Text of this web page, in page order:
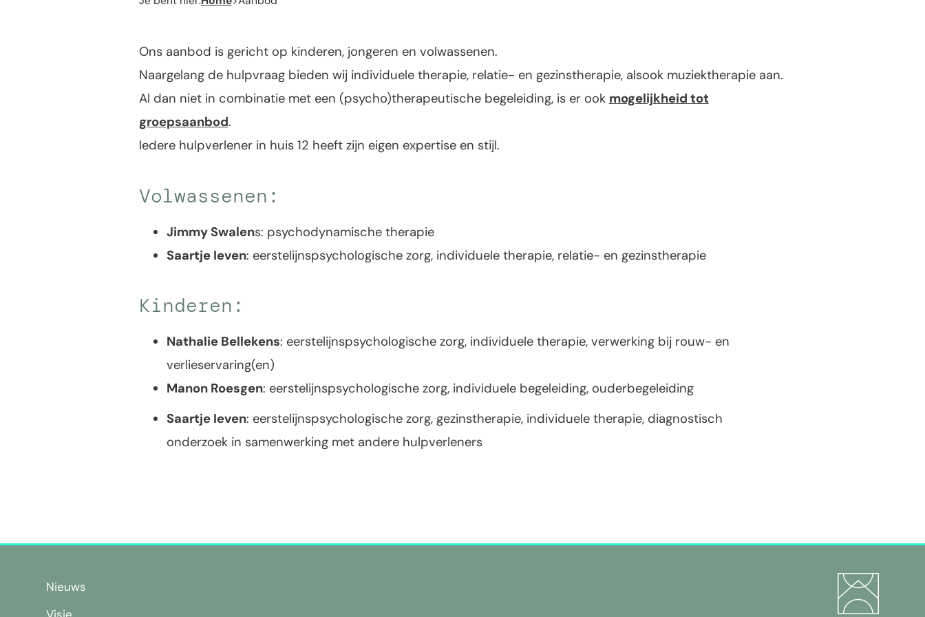
Ons aanbod is gericht op kinderen, jongeren en volwassenen.
Naargelang de hulpvraag bieden wij individuele therapie, relatie- en gezinstherapie, alsook muziektherapie aan.
Al dan niet in combinatie met een (psycho)therapeutische begeleiding, is er ook mogelijkheid tot
groepsaanbod.
Iedere hulpverlener in huis 12 heeft zijn eigen expertise en stijl.
Volwassenen:
Jimmy Swalens: psychodynamische therapie
Saartje Ieven: eerstelijnspsychologische zorg, individuele therapie, relatie- en gezinstherapie
Kinderen:
Nathalie Bellekens: eerstelijnspsychologische zorg, individuele therapie, verwerking bij rouw- en
verlieservaring(en)
Manon Roesgen: eerstelijnspsychologische zorg, individuele begeleiding, ouderbegeleiding
Saartje Ieven: eerstelijnspsychologische zorg, gezinstherapie, individuele therapie, diagnostisch
onderzoek in samenwerking met andere hulpverleners
Nieuws